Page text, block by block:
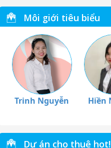
Môi giới tiêu biểu
Trinh Nguyễn Hiền
Dự án cho thuê